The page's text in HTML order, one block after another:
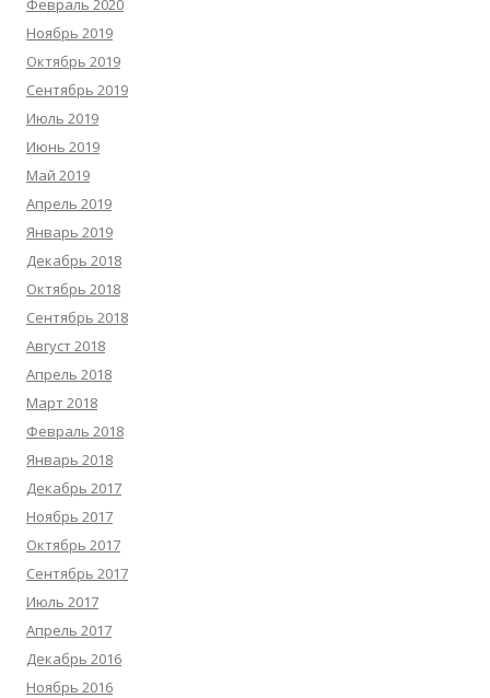
Февраль 2020
Ноябрь 2019
Октябрь 2019
Сентябрь 2019
Июль 2019
Июнь 2019
Май 2019
Апрель 2019
Январь 2019
Декабрь 2018
Октябрь 2018
Сентябрь 2018
Август 2018
Апрель 2018
Март 2018
Февраль 2018
Январь 2018
Декабрь 2017
Ноябрь 2017
Октябрь 2017
Сентябрь 2017
Июль 2017
Апрель 2017
Декабрь 2016
Ноябрь 2016